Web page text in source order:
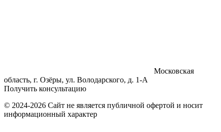
Московская
область, г. Озёры, ул. Володарского, д. 1-А
Получить консультацию
© 2024-2026 Сайт не является публичной офертой и носит
информационный характер